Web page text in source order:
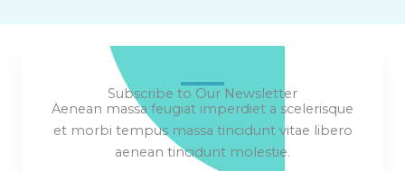
Subscribe to Our Newsletter
Aenean massa feugiat imperdiet a scelerisque
et morbi tempus massa tincidunt vitae libero
aenean tincidunt molestie.